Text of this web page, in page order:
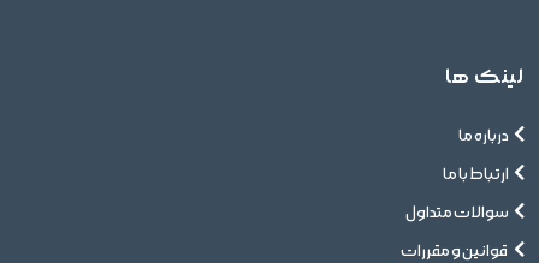
لینک ها
درباره ما
ارتباط با ما
سوالات متداول
قوانین و مقررات